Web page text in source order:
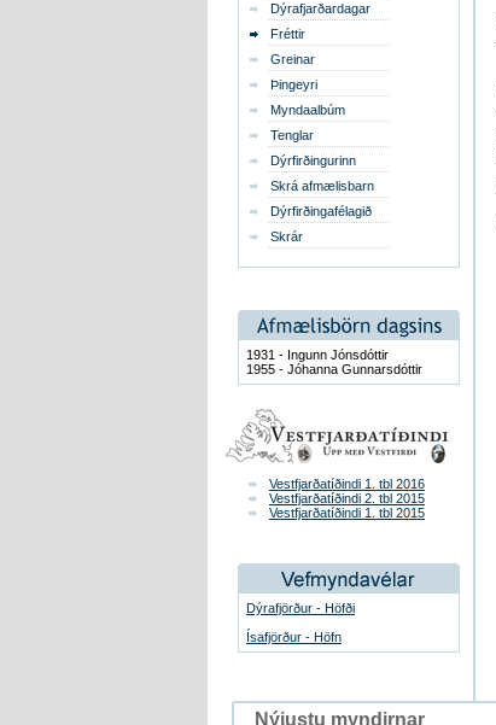
Dýrafjarðardagar
Fréttir
Greinar
Þingeyri
Myndaalbúm
Tenglar
Dýrfirðingurinn
Skrá afmælisbarn
Dýrfirðingafélagið
Skrár
1931 - Ingunn Jónsdóttir
1955 - Jóhanna Gunnarsdóttir
Vestfjarðatíðindi 1. tbl 2016
Vestfjarðatíðindi 2. tbl 2015
Vestfjarðatíðindi 1. tbl 2015
Dýrafjörður - Höfði
Ísafjörður - Höfn
Nýjustu myndirnar